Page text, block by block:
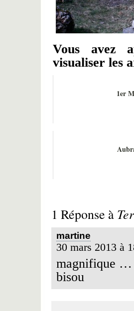
Vous avez
visualiser les
1er
1 Réponse à
martine
30 mars 2013 à
magnifique …
bisou